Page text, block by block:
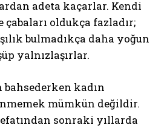
adeta kaçarlar. Kendi
oldukça fazladır;
bulmadıkça daha yoğun
yalnızlaşırlar.
bahsederken kadın
mümkün değildir.
sonraki yıllarda